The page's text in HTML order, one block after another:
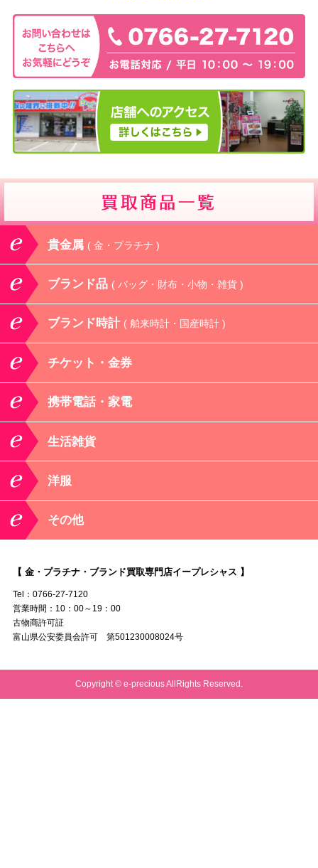
貴金属 ( 金・プラチナ )
ブランド品 ( バッグ・財布・小物・雑貨 )
ブランド時計 ( 舶来時計・国産時計 )
チケット・金券
携帯電話・家電
生活雑貨
洋服
その他
【 金・プラチナ・ブランド買取専門店イープレシャス 】
Tel：0766-27-7120
営業時間：10：00～19：00
古物商許可証
富山県公安委員会許可 第501230008024号
Copyright © e-precious AllRights Reserved.